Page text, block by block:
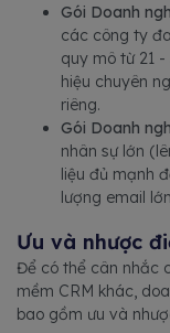
Gói Doanh
các công ty
quy mô từ 21
hiệu chuyên
riêng.
Gói Doanh
nhân sự lớn
liệu đủ mạnh
lượng email
Ưu và nhược
Để có thể cân nhắc
mềm CRM khác,
bao gồm ưu và